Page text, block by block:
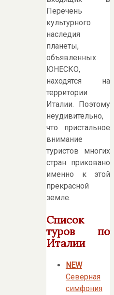
Перечень
культурного
наследия
планеты,
объявленных
ЮНЕСКО,
находятся на
территории
Италии. Поэтому
неудивительно,
что пристальное
внимание
туристов многих
стран приковано
именно к этой
прекрасной
земле.
Список
туров по
Италии
NEW
Северная
симфония